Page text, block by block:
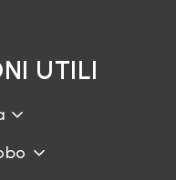
UTILI